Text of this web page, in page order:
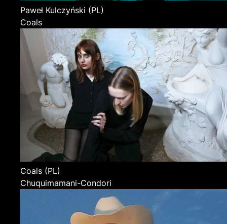
Paweł Kulczyński (PL)
Coals
Coals (PL)
Chuquimamani-Condori